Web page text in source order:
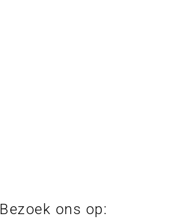
Bezoek ons op: